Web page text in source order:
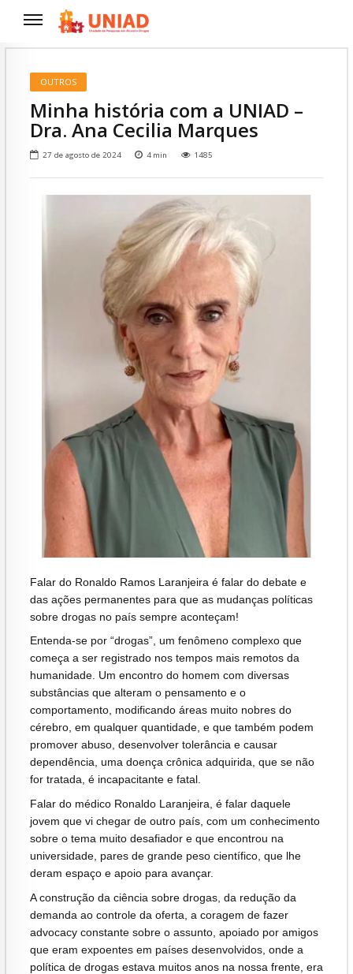
OUTROS
Minha história com a UNIAD –
Dra. Ana Cecilia Marques
27 de agosto de 2024 4 min 1485
Falar do Ronaldo Ramos Laranjeira é falar do debate e
das ações permanentes para que as mudanças políticas
sobre drogas no país sempre aconteçam!
Entenda-se por “drogas”, um fenômeno complexo que
começa a ser registrado nos tempos mais remotos da
humanidade. Um encontro do homem com diversas
substâncias que alteram o pensamento e o
comportamento, modificando áreas muito nobres do
cérebro, em qualquer quantidade, e que também podem
promover abuso, desenvolver tolerância e causar
dependência, uma doença crônica adquirida, que se não
for tratada, é incapacitante e fatal.
Falar do médico Ronaldo Laranjeira, é falar daquele
jovem que vi chegar de outro país, com um conhecimento
sobre o tema muito desafiador e que encontrou na
universidade, pares de grande peso científico, que lhe
deram espaço e apoio para avançar.
A construção da ciência sobre drogas, da redução da
demanda ao controle da oferta, a coragem de fazer
advocacy constante sobre o assunto, apoiado por amigos
que eram expoentes em países desenvolvidos, onde a
política de drogas estava muitos anos na nossa frente, era